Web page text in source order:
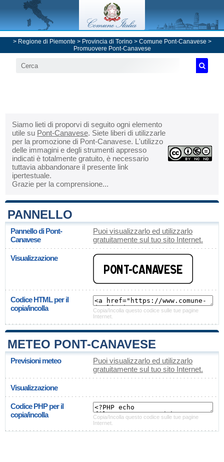
> Regione di Piemonte > Provincia di Torino> Comune Pont-Canavese >
Promuovere Pont-Canavese
Siamo lieti di proporvi di seguito ogni elemento
utile su Pont-Canavese. Siete liberi di utilizzarle
per la promozione di Pont-Canavese. L'utilizzo
delle immagini e degli strumenti appresso
indicati è totalmente gratuito, è necessario
tuttavia abbandonare il presente link
ipertestuale.
Grazie per la comprensione...
PANNELLO
Pannello di Pont-
Canavese
Puoi visualizzarlo ed utilizzarlo
gratuitamente sul tuo sito Internet.
Visualizzazione
Codice HTML per il
copia/incolla
Copia/Incolla questo codice sulle tue pagine
Internet.
METEO PONT-CANAVESE
Previsioni meteo
Puoi visualizzarlo ed utilizzarlo
gratuitamente sul tuo sito Internet.
Visualizzazione
Codice PHP per il
copia/incolla
Copia/Incolla questo codice sulle tue pagine
Internet.